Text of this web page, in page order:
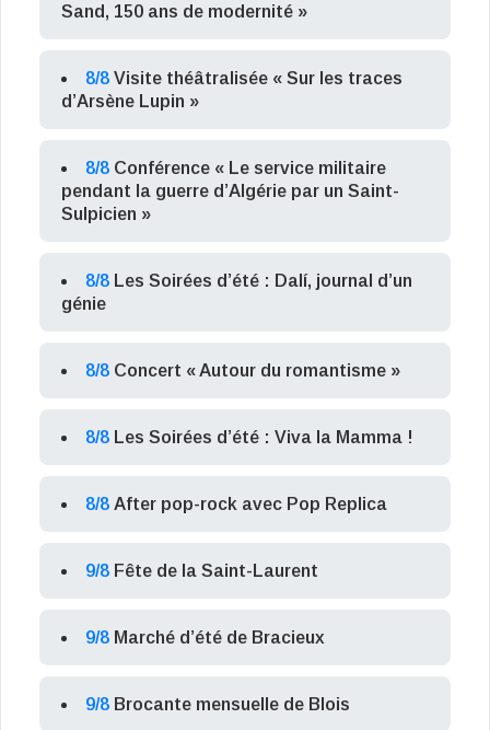
Sand, 150 ans de modernité »
8/8 Visite théâtralisée « Sur les traces
d’Arsène Lupin »
8/8 Conférence « Le service militaire
pendant la guerre d’Algérie par un Saint-
Sulpicien »
8/8 Les Soirées d’été : Dalí, journal d’un
génie
8/8 Concert « Autour du romantisme »
8/8 Les Soirées d’été : Viva la Mamma !
8/8 After pop-rock avec Pop Replica
9/8 Fête de la Saint-Laurent
9/8 Marché d’été de Bracieux
9/8 Brocante mensuelle de Blois